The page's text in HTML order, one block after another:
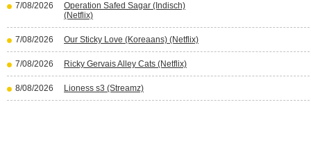
7/08/2026
Operation Safed Sagar (Indisch)
(Netflix)
7/08/2026 Our Sticky Love (Koreaans) (Netflix)
7/08/2026 Ricky Gervais Alley Cats (Netflix)
8/08/2026 Lioness s3 (Streamz)